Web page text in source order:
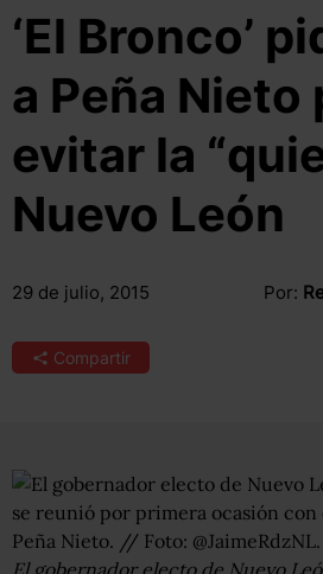
‘El Bronco’
a Peña Nieto
evitar la
Nuevo León
29 de julio, 2015 Por:
Compartir
El gobernador electo de Nuevo